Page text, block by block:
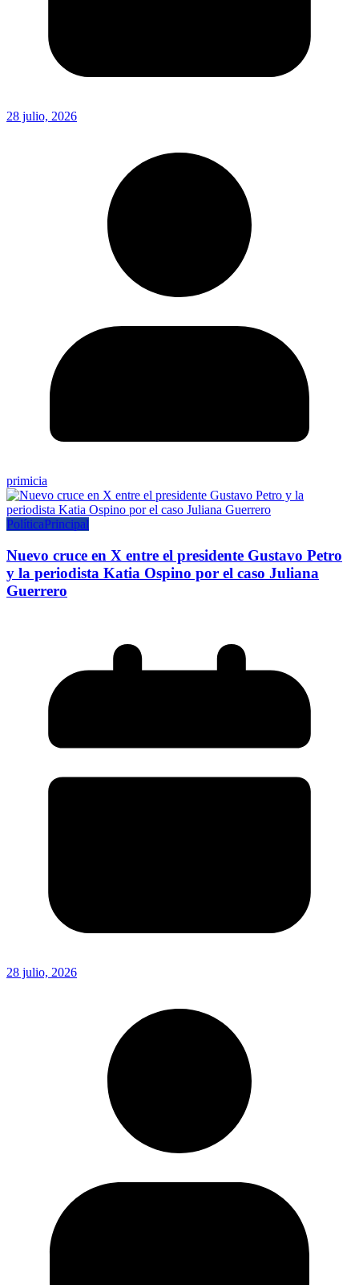
28 julio, 2026
primicia
PolíticaPrincipal
Nuevo cruce en X entre el presidente Gustavo Petro
y la periodista Katia Ospino por el caso Juliana
Guerrero
28 julio, 2026